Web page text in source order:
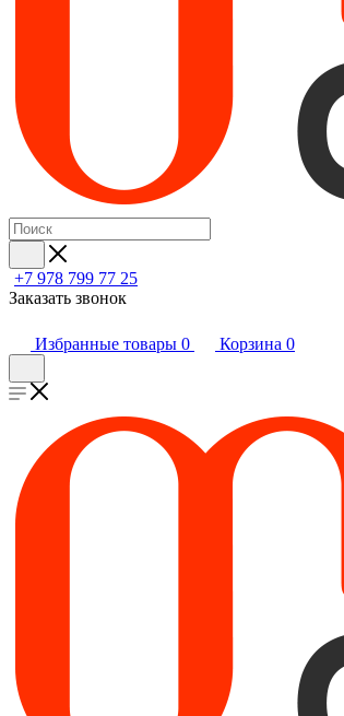
+7 978 799 77 25
Заказать звонок
Избранные товары 0 Корзина 0